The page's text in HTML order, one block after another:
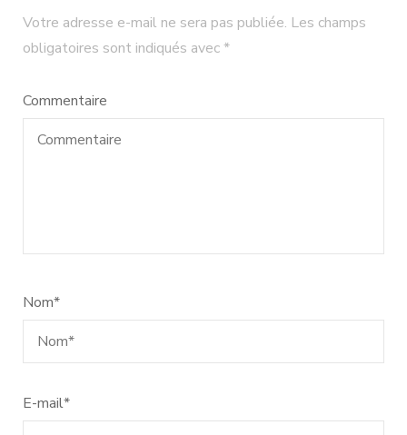
Votre adresse e-mail ne sera pas publiée. Les champs
obligatoires sont indiqués avec*
Commentaire
Nom*
E-mail*